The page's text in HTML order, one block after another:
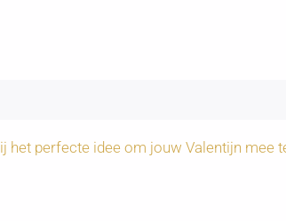
het perfecte idee om jouw Valentijn mee